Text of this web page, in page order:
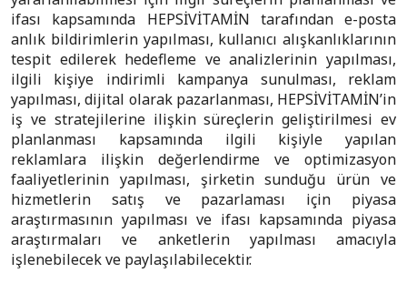
ifası kapsamında HEPSİVİTAMİN tarafından e-posta
anlık bildirimlerin yapılması, kullanıcı alışkanlıklarının
tespit edilerek hedefleme ve analizlerinin yapılması,
ilgili kişiye indirimli kampanya sunulması, reklam
yapılması, dijital olarak pazarlanması, HEPSİVİTAMİN’in
iş ve stratejilerine ilişkin süreçlerin geliştirilmesi ev
planlanması kapsamında ilgili kişiyle yapılan
reklamlara ilişkin değerlendirme ve optimizasyon
faaliyetlerinin yapılması, şirketin sunduğu ürün ve
hizmetlerin satış ve pazarlaması için piyasa
araştırmasının yapılması ve ifası kapsamında piyasa
araştırmaları ve anketlerin yapılması amacıyla
işlenebilecek ve paylaşılabilecektir.